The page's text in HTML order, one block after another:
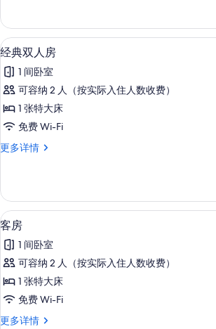
观
的
所
有
照
片
海
港
景
更
多
息
显
示
经
典
双
房
所
有
照
片
2
经典双人房
1 间卧室
可容纳 2 人（按实际入住人数收费）
1 张特大床
免费 Wi-Fi
更多详情
经
房
更
多
息
显
示
客
房
的
3
客房
1 间卧室
可容纳 2 人（按实际入住人数收费）
1 张特大床
免费 Wi-Fi
更多详情
客